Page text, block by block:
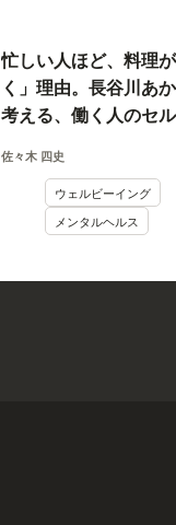
忙しい人ほど、料理
く」理由。長谷川あ
考える、働く人のセ
佐々木 四史
ウェルビーイング
メンタルヘルス